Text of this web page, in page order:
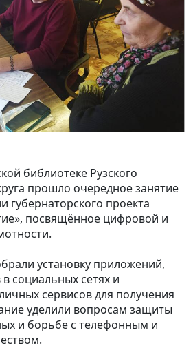
библиотеке Рузского
прошло очередное занятие
губернаторского проекта
посвящённое цифровой и
установку приложений,
социальных сетях и
сервисов для получения
уделили вопросам защиты
и борьбе с телефонным и